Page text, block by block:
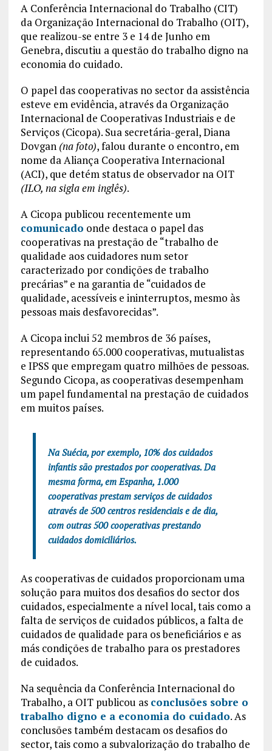
A Conferência Internacional do Trabalho (CIT)
da Organização Internacional do Trabalho (OIT),
que realizou-se entre 3 e 14 de Junho em
Genebra, discutiu a questão do trabalho digno na
economia do cuidado.
O papel das cooperativas no sector da assistência
esteve em evidência, através da Organização
Internacional de Cooperativas Industriais e de
Serviços (Cicopa). Sua secretária-geral, Diana
Dovgan (na foto), falou durante o encontro, em
nome da Aliança Cooperativa Internacional
(ACI), que detém status de observador na OIT
(ILO, na sigla em inglês).
A Cicopa publicou recentemente um
comunicado onde destaca o papel das
cooperativas na prestação de “trabalho de
qualidade aos cuidadores num setor
caracterizado por condições de trabalho
precárias” e na garantia de “cuidados de
qualidade, acessíveis e ininterruptos, mesmo às
pessoas mais desfavorecidas”.
A Cicopa inclui 52 membros de 36 países,
representando 65.000 cooperativas, mutualistas
e IPSS que empregam quatro milhões de pessoas.
Segundo Cicopa, as cooperativas desempenham
um papel fundamental na prestação de cuidados
em muitos países.
Na Suécia, por exemplo, 10% dos cuidados
infantis são prestados por cooperativas. Da
mesma forma, em Espanha, 1.000
cooperativas prestam serviços de cuidados
através de 500 centros residenciais e de dia,
com outras 500 cooperativas prestando
cuidados domiciliários.
As cooperativas de cuidados proporcionam uma
solução para muitos dos desafios do sector dos
cuidados, especialmente a nível local, tais como a
falta de serviços de cuidados públicos, a falta de
cuidados de qualidade para os beneficiários e as
más condições de trabalho para os prestadores
de cuidados.
Na sequência da Conferência Internacional do
Trabalho, a OIT publicou as conclusões sobre o
trabalho digno e a economia do cuidado. As
conclusões também destacam os desafios do
sector, tais como a subvalorização do trabalho de